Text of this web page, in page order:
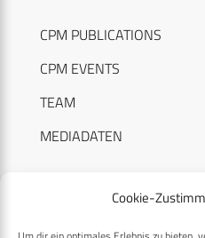
Cookie-
CPM PUBLICATIONS
CPM EVENTS
TEAM
MEDIADATEN